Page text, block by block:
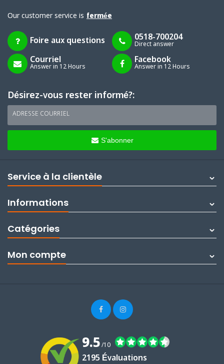
Our customer service is fermée
Foire aux questions 0518-700204
Direct answer
Courriel
Answer in 12 Hours
Facebook
Answer in 12 Hours
Désirez-vous rester informé?:
ADRESSE COURRIEL
S'abonner
Service à la clientèle
Informations
Catégories
Mon compte
9.5/10
2195 Évaluations